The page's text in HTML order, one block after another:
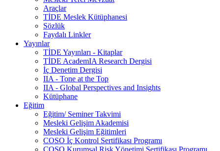
Araçlar
TİDE Meslek Kütüphanesi
Sözlük
Faydalı Linkler
Yayınlar
TİDE Yayınları - Kitaplar
TİDE AcademIA Research Dergisi
İç Denetim Dergisi
IIA - Tone at the Top
IIA - Global Perspectives and Insights
Kütüphane
Eğitim
Eğitim/ Seminer Takvimi
Mesleki Gelişim Akademisi
Mesleki Gelişim Eğitimleri
COSO İç Kontrol Sertifikası Programı
COSO Kurumsal Risk Yönetimi Sertifikası Programı